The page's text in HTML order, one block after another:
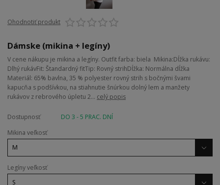
Ohodnotiť produkt
Dámske (mikina + legíny)
V cene nákupu je mikina a legíny. Outfit farba: biela Mikina:Dĺžka rukávu:
Dlhý rukávFit: Štandardný fitTip: Rovný strihDĺžka: Normálna dĺžka
Materiál: 65% bavlna, 35 % polyester rovný strih s bočnými švami
kapucňa s podšívkou, na stiahnutie šnúrkou dolný lem a manžety
rukávov z rebrového úpletu 2... celý popis
Dostupnosť
DO 3 - 5 PRAC. DNÍ
Mikina veľkosť
Legíny veľkosť